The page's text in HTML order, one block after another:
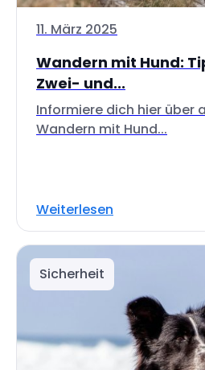
11. März 2025
Wandern mit Hund:
Zwei- und...
Informiere dich hier über
Wandern mit Hund...
Weiterlesen
Sicherheit